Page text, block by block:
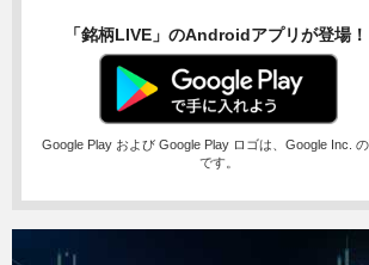
「銘柄LIVE」のAndroidアプリが登場！
Google Play および Google Play ロゴは、Google Inc.
です。